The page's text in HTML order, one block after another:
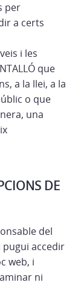
per
a certs
i les
que
a la llei, a la
o que
una
DE
del
pugui accedir
web, i
ni